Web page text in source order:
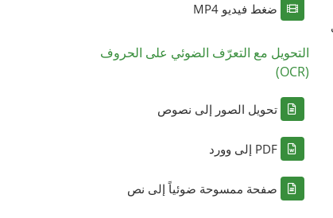
ضغط فيديو MP4
التحويل مع التعرّف الضوئي على الحروف
(OCR)
تحويل الصور إلى نصوص
PDF إلى وورد
صفحة ممسوحة ضوئياً إلى نص